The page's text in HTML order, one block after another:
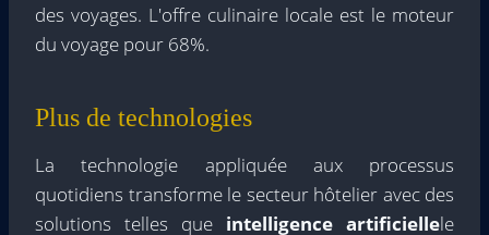
des voyages. L'offre culinaire locale est le moteur
du voyage pour 68%.
Plus de technologies
La technologie appliquée aux processus
quotidiens transforme le secteur hôtelier avec des
solutions telles que intelligence artificiellele